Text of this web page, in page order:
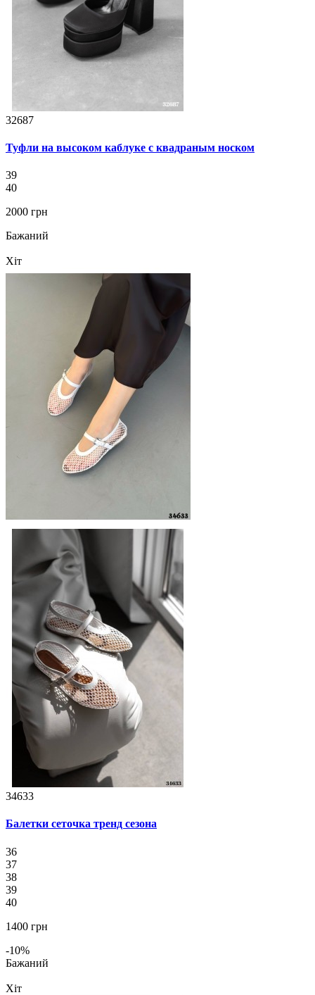
32687
Туфли на высоком каблуке с квадраным носком
39
40
2000 грн
Бажаний
Хіт
34633
Балетки сеточка тренд сезона
36
37
38
39
40
1400 грн
-10%
Бажаний
Хіт